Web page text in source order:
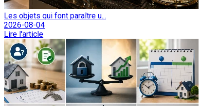
Les objets qui font paraître u...
2026-08-04
Lire l'article